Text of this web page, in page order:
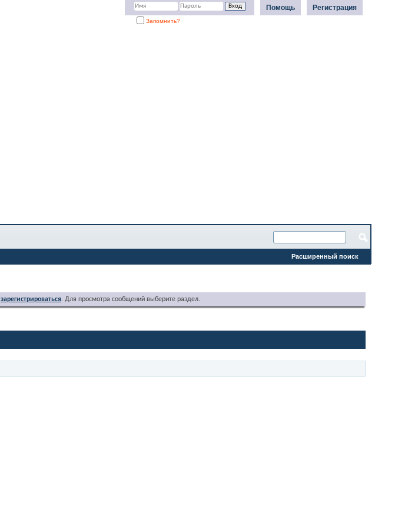
Регистрация
Помощь
Запомнить?
Расширенный поиск
зарегистрироваться. Для просмотра сообщений выберите раздел.